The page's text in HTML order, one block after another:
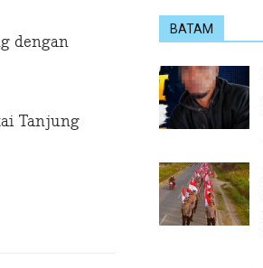
dengan
Tanjung
BATAM